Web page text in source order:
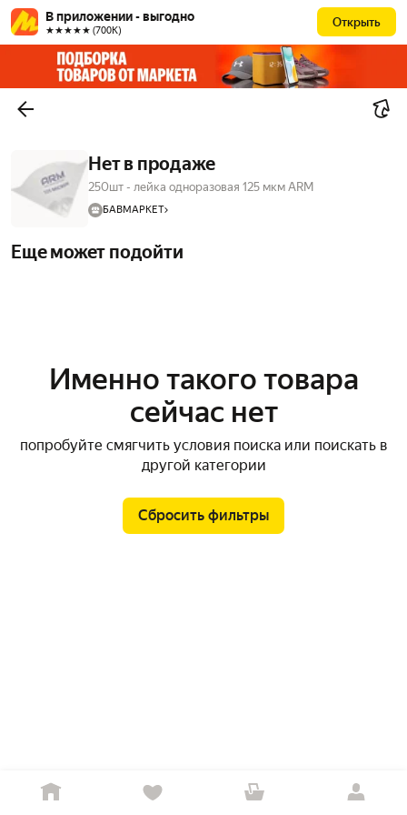
В приложении - выгодно
★★★★★ (700К)
Открыть
Нет в продаже
250шт - лейка одноразовая 125 мкм ARM
БАВМАРКЕТ
Еще может подойти
Именно такого товара
сейчас нет
попробуйте смягчить условия поиска или поискать в
другой категории
Сбросить фильтры